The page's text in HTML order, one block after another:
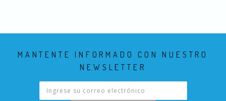
MANTENTE INFORMADO CON NUESTRO
NEWSLETTER